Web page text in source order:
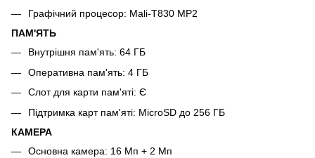
Графічний процесор: Mali-T830 MP2
ПАМ'ЯТЬ
Внутрішня пам'ять: 64 ГБ
Оперативна пам'ять: 4 ГБ
Слот для карти пам'яті: Є
Підтримка карт пам'яті: MicroSD до 256 ГБ
КАМЕРА
Основна камера: 16 Мп + 2 Мп